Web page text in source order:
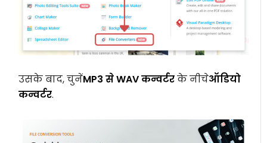
उसके बाद, चुनेंMP3 से WAV कन्वर्टरके नीचेऑडियो
कन्वर्टर.